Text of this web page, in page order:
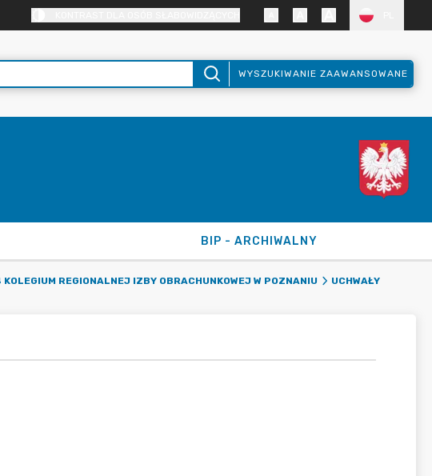
WYSZUKIWANIE ZAAWANSOWANE
BIP - ARCHIWALNY
REGIONALNEJ IZBY OBRACHUNKOWEJ W POZNANIU
UCHWAŁY